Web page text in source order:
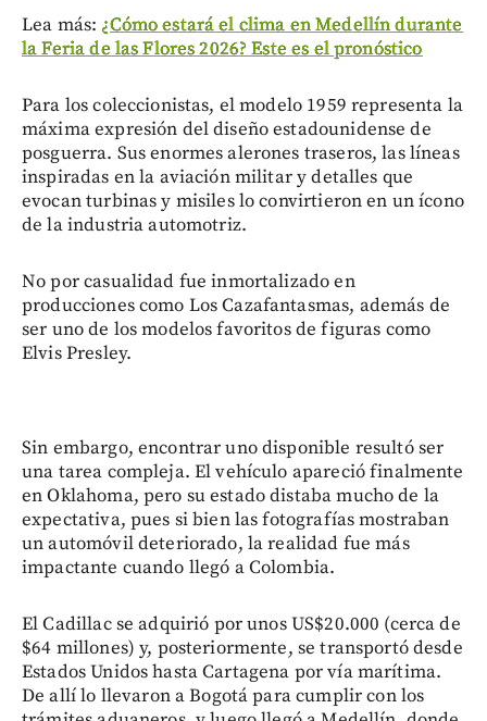
Lea más: ¿Cómo estará el clima en Medellín durante
la Feria de las Flores 2026? Este es el pronóstico
Para los coleccionistas, el modelo 1959 representa la
máxima expresión del diseño estadounidense de
posguerra. Sus enormes alerones traseros, las líneas
inspiradas en la aviación militar y detalles que
evocan turbinas y misiles lo convirtieron en un ícono
de la industria automotriz.
No por casualidad fue inmortalizado en
producciones como Los Cazafantasmas, además de
ser uno de los modelos favoritos de figuras como
Elvis Presley.
Sin embargo, encontrar uno disponible resultó ser
una tarea compleja. El vehículo apareció finalmente
en Oklahoma, pero su estado distaba mucho de la
expectativa, pues si bien las fotografías mostraban
un automóvil deteriorado, la realidad fue más
impactante cuando llegó a Colombia.
El Cadillac se adquirió por unos US$20.000 (cerca de
$64 millones) y, posteriormente, se transportó desde
Estados Unidos hasta Cartagena por vía marítima.
De allí lo llevaron a Bogotá para cumplir con los